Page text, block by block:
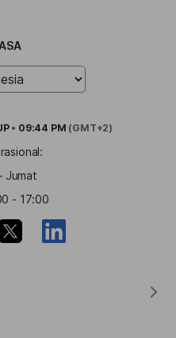
• 09:44 PM (GMT+2)
Jumat
- 17:00